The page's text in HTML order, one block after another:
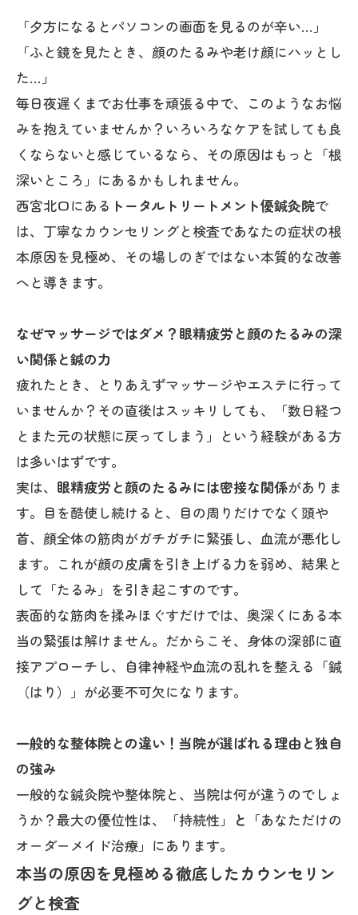
「夕方になるとパソコンの画面を見るのが辛い…」
「ふと鏡を見たとき、顔のたるみや老け顔にハッとし
た…」
毎日夜遅くまでお仕事を頑張る中で、このようなお悩
みを抱えていませんか？いろいろなケアを試しても良
くならないと感じているなら、その原因はもっと「根
深いところ」にあるかもしれません。
西宮北口にある トータルトリートメント優鍼灸院で
は、丁寧なカウンセリングと検査であなたの症状の根
本原因を見極め、その場しのぎではない本質的な改善
へと導きます。
なぜマッサージではダメ？眼精疲労と顔のたるみの深
い関係と鍼の力
疲れたとき、とりあえずマッサージやエステに行って
いませんか？その直後はスッキリしても、「数日経つ
とまた元の状態に戻ってしまう」という経験がある方
は多いはずです。
実は、 眼精疲労と顔のたるみには密接な関係がありま
す。目を酷使し続けると、目の周りだけでなく頭や
首、顔全体の筋肉がガチガチに緊張し、血流が悪化し
ます。これが顔の皮膚を引き上げる力を弱め、結果と
して「たるみ」を引き起こすのです。
表面的な筋肉を揉みほぐすだけでは、奥深くにある本
当の緊張は解けません。だからこそ、身体の深部に直
接アプローチし、自律神経や血流の乱れを整える「鍼
（はり）」が必要不可欠になります。
一般的な整体院との違い！当院が選ばれる理由と独自
の強み
一般的な鍼灸院や整体院と、当院は何が違うのでしょ
うか？最大の優位性は、「持続性」 と 「あなただけの
オーダーメイド治療」にあります。
本当の原因を見極める徹底したカウンセリン
グと検査